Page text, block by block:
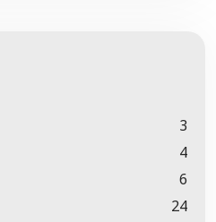
3
4
6
24